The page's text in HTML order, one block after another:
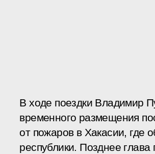
В ходе поездки Владимир
временного размещения
от пожаров в Хакасии, где
республики. Позднее глава